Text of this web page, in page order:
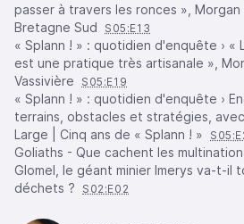
passer à travers les ronces », Morgan
Bretagne Sud
S05:E13
« Splann ! » : quotidien d'enquête › «
est une pratique très artisanale »,
Vassivière
S05:E19
« Splann ! » : quotidien d'enquête ›
terrains, obstacles et stratégies,
Large | Cinq ans de « Splann ! »
Goliaths - Que cachent les
Glomel, le géant minier Imerys va-t-il
déchets ?
S02:E02